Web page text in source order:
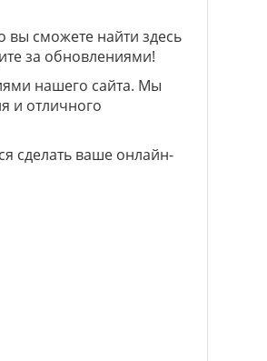
вы сможете найти здесь
за обновлениями!
нашего сайта. Мы
и отличного
сделать ваше онлайн-